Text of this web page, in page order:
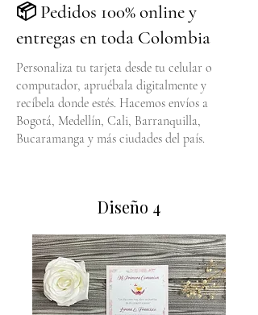
📦 Pedidos 100% online y
entregas en toda Colombia
Personaliza tu tarjeta desde tu celular o
computador, apruébala digitalmente y
recíbela donde estés. Hacemos envíos a
Bogotá, Medellín, Cali, Barranquilla,
Bucaramanga y más ciudades del país.
Diseño 4